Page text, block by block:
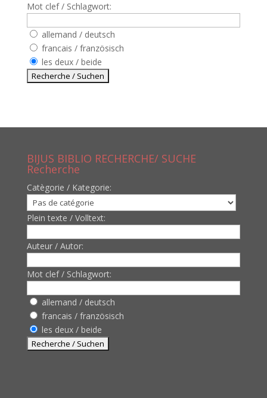
Mot clef / Schlagwort:
allemand / deutsch
francais / französisch
les deux / beide
BIJUS BIBLIO RECHERCHE/ SUCHE
Recherche
Catègorie / Kategorie:
Plein texte / Volltext:
Auteur / Autor:
Mot clef / Schlagwort:
allemand / deutsch
francais / französisch
les deux / beide